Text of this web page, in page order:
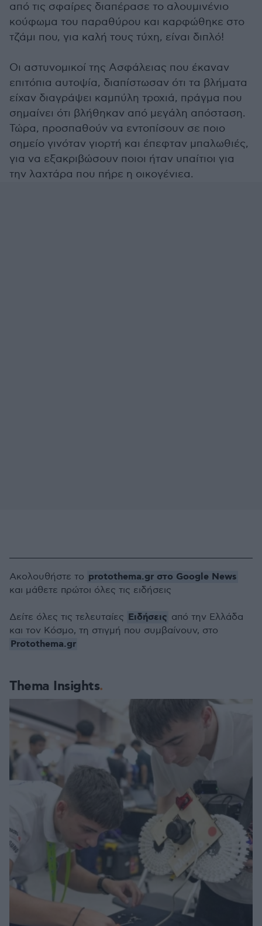
από τις σφαίρες διαπέρασε το αλουμινένιο
κούφωμα του παραθύρου και καρφώθηκε στο
τζάμι που, για καλή τους τύχη, είναι διπλό!
Οι αστυνομικοί της Ασφάλειας που έκαναν
επιτόπια αυτοψία, διαπίστωσαν ότι τα βλήματα
είχαν διαγράψει καμπύλη τροχιά, πράγμα που
σημαίνει ότι βλήθηκαν από μεγάλη απόσταση.
Τώρα, προσπαθούν να εντοπίσουν σε ποιο
σημείο γινόταν γιορτή και έπεφταν μπαλωθιές,
για να εξακριβώσουν ποιοι ήταν υπαίτιοι για
την λαχτάρα που πήρε η οικογένιεα.
Thema Insights
Ακολουθήστε το protothema.gr στο Google News
και μάθετε πρώτοι όλες τις ειδήσεις
Δείτε όλες τις τελευταίες Ειδήσεις από την Ελλάδα
και τον Κόσμο, τη στιγμή που συμβαίνουν, στο
Protothema.gr